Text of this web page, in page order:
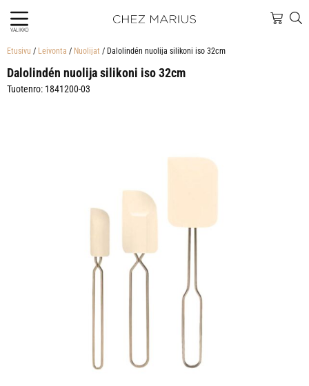
VALIKKO
Etusivu / Leivonta / Nuolijat / Dalolindén nuolija silikoni iso 32cm
Dalolindén nuolija silikoni iso 32cm
Tuotenro: 1841200-03